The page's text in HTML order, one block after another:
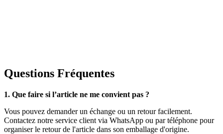
Questions Fréquentes
1. Que faire si l’article ne me convient pas ?
Vous pouvez demander un échange ou un retour facilement.
Contactez notre service client via WhatsApp ou par téléphone pour
organiser le retour de l'article dans son emballage d'origine.